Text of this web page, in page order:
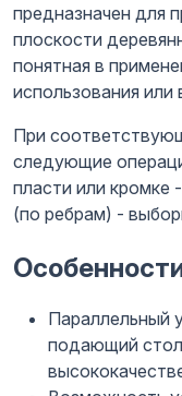
предназначен для
плоскости
понятная в
использования
При
следующие
пласти или кромке
(по ребрам) -
Параллельный
подающий